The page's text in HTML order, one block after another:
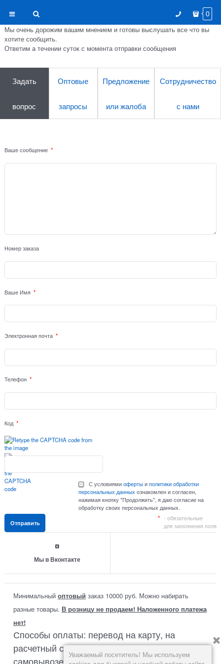
0
Мы очень дорожим вашим мнением и готовы выслушать все что вы
хотите сообщить.
Ответим а течении суток с момента отправки сообщения
Задать
вопрос
Оптовые
запросы
Предложение
или жалоба
Сотрудничество
с нами
Ваше сообщение
Номер заказа
Ваше Имя
Электронная почта
Телефон
Код
С условиямиофертыиполитики обработки
персональных данныхознакомлен и согласен,
нажимая кнопку "Продолжить", я даю согласие на
обработку своих персональных данных.
- обязательные
для заполнения поля
Мы в Вконтакте
Минимальный оптовый заказ 10000 руб. Можно набирать
разные товары. В розницу не продаем! Наложенного платежа
нет!
Способы оплаты: перевод на карту, на
расчетный счет или наличными при
самовывозе со склада в Москве.
Уважаемый посетитель! Мы используем